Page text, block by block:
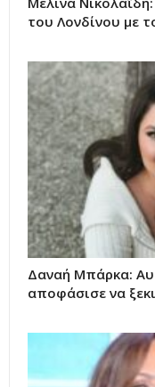
του Λονδίνου με
Δαναή Μπάρκα:
αποφάσισε να